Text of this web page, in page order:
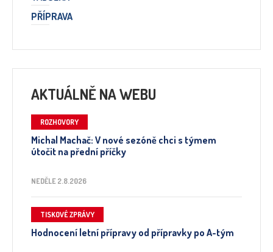
PŘÍPRAVA
AKTUÁLNĚ NA WEBU
ROZHOVORY
Michal Machač: V nové sezóně chci s týmem
útočit na přední příčky
NEDĚLE 2.8.2026
TISKOVÉ ZPRÁVY
Hodnocení letní přípravy od přípravky po A-tým